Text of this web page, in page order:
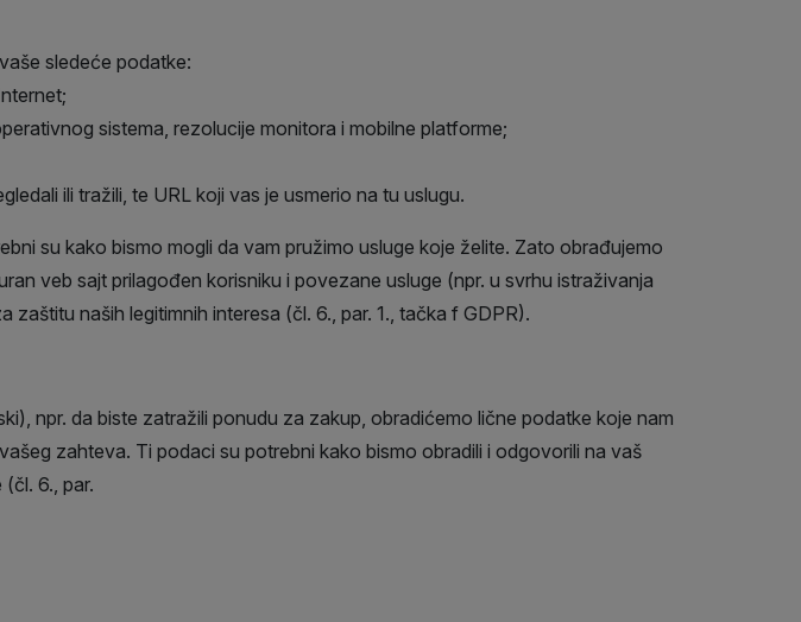
sledeće podatke:
sistema, rezolucije monitora i mobilne platforme;
ili tražili, te URL koji vas je usmerio na tu uslugu.
su kako bismo mogli da vam pružimo usluge koje želite. Zato obrađujemo
veb sajt prilagođen korisniku i povezane usluge (npr. u svrhu istraživanja
naših legitimnih interesa (čl. 6., par. 1., tačka f GDPR).
npr. da biste zatražili ponudu za zakup, obradićemo lične podatke koje nam
zahteva. Ti podaci su potrebni kako bismo obradili i odgovorili na vaš
6., par.